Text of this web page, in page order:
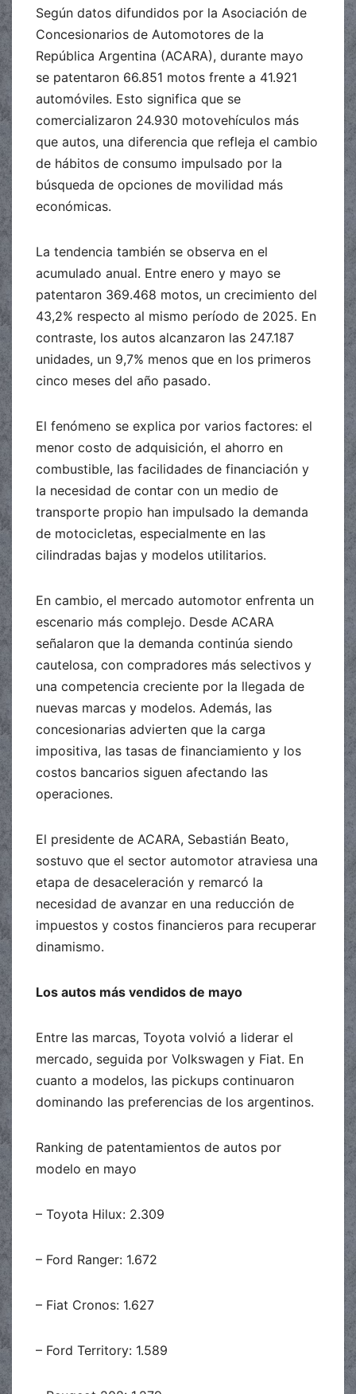
Según datos difundidos por la Asociación de
Concesionarios de Automotores de la
República Argentina (ACARA), durante mayo
se patentaron 66.851 motos frente a 41.921
automóviles. Esto significa que se
comercializaron 24.930 motovehículos más
que autos, una diferencia que refleja el cambio
de hábitos de consumo impulsado por la
búsqueda de opciones de movilidad más
económicas.
La tendencia también se observa en el
acumulado anual. Entre enero y mayo se
patentaron 369.468 motos, un crecimiento del
43,2% respecto al mismo período de 2025. En
contraste, los autos alcanzaron las 247.187
unidades, un 9,7% menos que en los primeros
cinco meses del año pasado.
El fenómeno se explica por varios factores: el
menor costo de adquisición, el ahorro en
combustible, las facilidades de financiación y
la necesidad de contar con un medio de
transporte propio han impulsado la demanda
de motocicletas, especialmente en las
cilindradas bajas y modelos utilitarios.
En cambio, el mercado automotor enfrenta un
escenario más complejo. Desde ACARA
señalaron que la demanda continúa siendo
cautelosa, con compradores más selectivos y
una competencia creciente por la llegada de
nuevas marcas y modelos. Además, las
concesionarias advierten que la carga
impositiva, las tasas de financiamiento y los
costos bancarios siguen afectando las
operaciones.
El presidente de ACARA, Sebastián Beato,
sostuvo que el sector automotor atraviesa una
etapa de desaceleración y remarcó la
necesidad de avanzar en una reducción de
impuestos y costos financieros para recuperar
dinamismo.
Los autos más vendidos de mayo
Entre las marcas, Toyota volvió a liderar el
mercado, seguida por Volkswagen y Fiat. En
cuanto a modelos, las pickups continuaron
dominando las preferencias de los argentinos.
Ranking de patentamientos de autos por
modelo en mayo
– Toyota Hilux: 2.309
– Ford Ranger: 1.672
– Fiat Cronos: 1.627
– Ford Territory: 1.589